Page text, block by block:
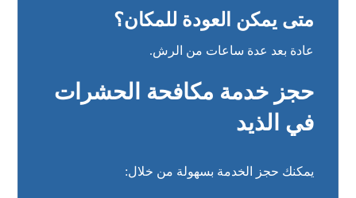
متى يمكن العودة للمكان؟
عادة بعد عدة ساعات من الرش.
حجز خدمة مكافحة الحشرات
في الذيد
يمكنك حجز الخدمة بسهولة من خلال: